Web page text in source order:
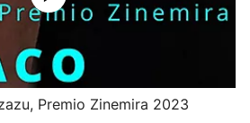
Premio Zinemira 2023